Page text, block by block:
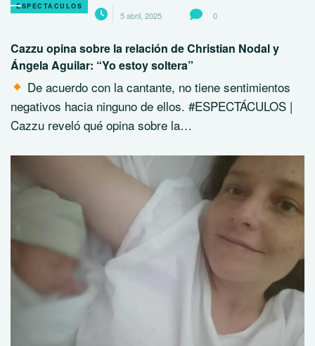
ESPECTACULOS
5 abril, 2025 0
Cazzu opina sobre la relación de Christian Nodal y
Ángela Aguilar: “Yo estoy soltera”
De acuerdo con la cantante, no tiene sentimientos
negativos hacia ninguno de ellos. #ESPECTÁCULOS |
Cazzu reveló qué opina sobre la…